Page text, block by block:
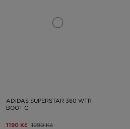
ADIDAS SUPERSTAR 360 WTR
BOOT C
1190 Kč 1990 Kč